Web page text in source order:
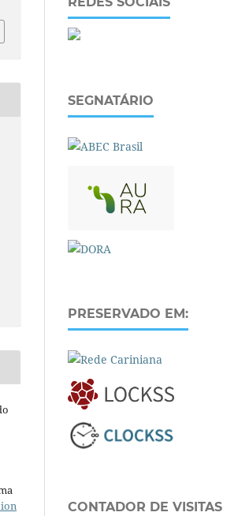
SEGNATÁRIO
PRESERVADO EM:
CONTADOR DE VISITAS